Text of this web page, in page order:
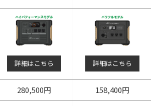
詳細はこちら 詳細はこちら
280,500円 158,400円